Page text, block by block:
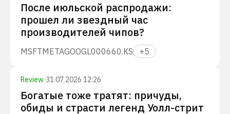
После июльской распродажи:
прошел ли звездный час
производителей чипов?
MSFTMETAGOOGL000660.KS +5
Review·31.07.2026 12:26
Богатые тоже тратят: причуды,
обиды и страсти легенд Уолл-стрит